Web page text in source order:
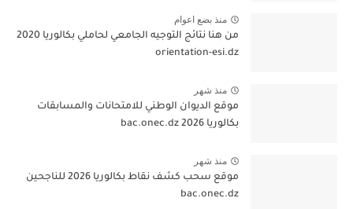
منذ بضع اعوام
من هنا نتائج التوجيه الجامعي لحاملي بكالوريا 2020
orientation-esi.dz
منذ شهر
موقع الديوان الوطني للامتحانات والمسابقات
بكالوريا 2026 bac.onec.dz
منذ شهر
موقع سحب كشف نقاط بكالوريا 2026 للناجحين
bac.onec.dz